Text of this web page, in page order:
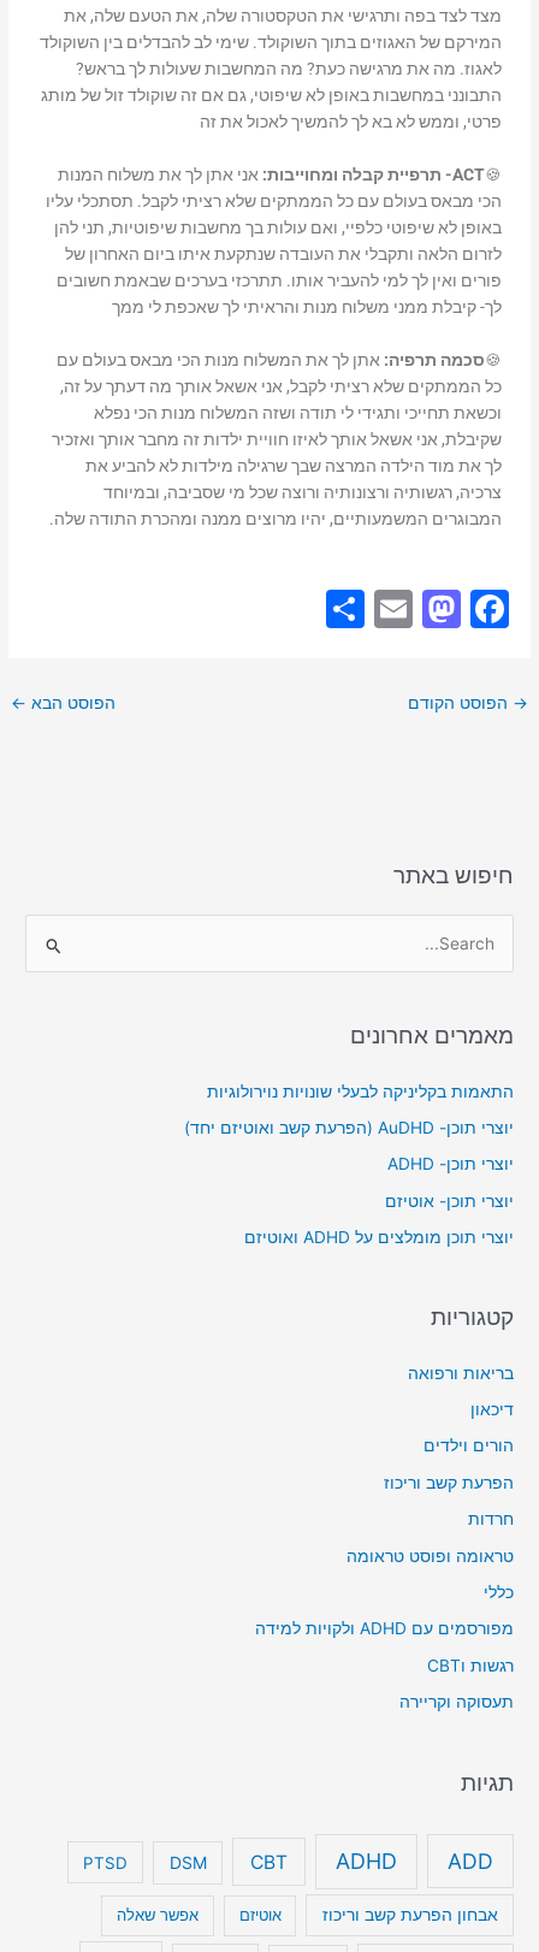
מצד לצד בפה ותרגישי את הטקסטורה שלה, את הטעם שלה, את
המירקם של האגוזים בתוך השוקולד. שימי לב להבדלים בין השוקולד
לאגוז. מה את מרגישה כעת? מה המחשבות שעולות לך בראש?
התבונני במחשבות באופן לא שיפוטי, גם אם זה שוקולד זול של מותג
פרטי, וממש לא בא לך להמשיך לאכול את זה
🍪ACT- תרפיית קבלה ומחוייבות:
אני אתן לך את משלוח המנות
הכי מבאס בעולם עם כל הממתקים שלא רציתי לקבל. תסתכלי עליו
באופן לא שיפוטי כלפיי, ואם עולות בך מחשבות שיפוטיות, תני להן
לזרום הלאה ותקבלי את העובדה שנתקעת איתו ביום האחרון של
פורים ואין לך למי להעביר אותו. תתרכזי בערכים שבאמת חשובים
לך- קיבלת ממני משלוח מנות והראיתי לך שאכפת לי ממך
🍪סכמה תרפיה: אתן לך את המשלוח מנות הכי מבאס בעולם עם
כל הממתקים שלא רציתי לקבל, אני אשאל אותך מה דעתך על זה,
וכשאת תחייכי ותגידי לי תודה ושזה המשלוח מנות הכי נפלא
שקיבלת, אני אשאל אותך לאיזו חוויית ילדות זה מחבר אותך ואזכיר
לך את מוד הילדה המרצה שבך שרגילה מילדות לא להביע את
צרכיה, רגשותיה ורצונותיה ורוצה שכל מי שסביבה, ובמיוחד
המבוגרים המשמעותיים, יהיו מרוצים ממנה ומהכרת התודה שלה.
F
e
k
M
o
E
→ הפוסט הקודם הפוסט הבא ←
חיפוש באתר
r
o
r
:
מאמרים אחרונים
התאמות בקליניקה לבעלי שונויות נוירולוגיות
יוצרי תוכן- AuDHD (הפרעת קשב ואוטיזם יחד)
יוצרי תוכן- ADHD
יוצרי תוכן- אוטיזם
יוצרי תוכן מומלצים על ADHD ואוטיזם
קטגוריות
בריאות ורפואה
דיכאון
הורים וילדים
הפרעת קשב וריכוז
חרדות
טראומה ופוסט טראומה
כללי
מפורסמים עם ADHD ולקויות למידה
רגשות וCBT
תעסוקה וקריירה
תגיות
ADD
ADHD
CBT
DSM
PTSD
אבחון הפרעת קשב וריכוז אוטיזם אפשר שאלה